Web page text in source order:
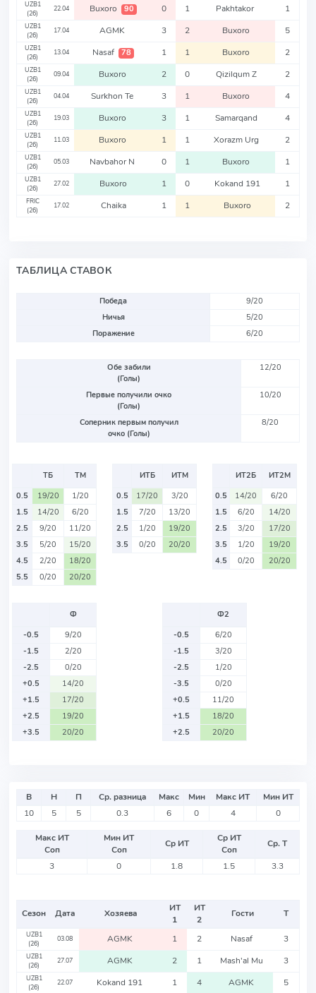
UZB1
(26)
22.04 Buxoro 90 0 1 Pakhtakor 1
UZB1
(26)
17.04 AGMK 3 2 Buxoro 5
UZB1
(26)
13.04 Nasaf 78 1 1 Buxoro 2
UZB1
(26)
09.04 Buxoro 2 0 Qizilqum Z 2
UZB1
(26)
04.04 Surkhon Te 3 1 Buxoro 4
UZB1
(26)
19.03 Buxoro 3 1 Samarqand 4
UZB1
(26)
11.03 Buxoro 1 1 Xorazm Urg 2
UZB1
(26)
05.03 Navbahor N 0 1 Buxoro 1
UZB1
(26)
27.02 Buxoro 1 0 Kokand 191 1
FRIC
(26)
17.02 Chaika 1 1 Buxoro 2
ТАБЛИЦА СТАВОК
Победа
9/20
Ничья
5/20
Поражение
6/20
Обе забили
(Голы)
12/20
Первые получили очко
(Голы)
10/20
Соперник первым получил
очко (Голы)
8/20
ТБ
ТМ
0.5
19/20
1/20
1.5
14/20
6/20
2.5
9/20
11/20
3.5
5/20
15/20
4.5
2/20
18/20
5.5
0/20 20/20
ИТБ
ИТМ
0.5
17/20
3/20
1.5
7/20
13/20
2.5
1/20
19/20
3.5
0/20 20/20
ИТ2Б
ИТ2М
0.5
14/20
6/20
1.5
6/20
14/20
2.5
3/20
17/20
3.5
1/20
19/20
4.5
0/20 20/20
Ф
-0.5
9/20
-1.5
2/20
-2.5
0/20
+0.5
14/20
+1.5
17/20
+2.5
19/20
+3.5
20/20
Ф2
-0.5
6/20
-1.5
3/20
-2.5
1/20
-3.5
0/20
+0.5
11/20
+1.5
18/20
+2.5
20/20
В Н П Ср. разница Макс Мин Макс ИТ
Мин ИТ
10
5 5 0.3 6 0 4 0
Макс ИТ
Соп
Мин ИТ
Соп
Ср ИТ
Ср ИТ
Соп
Ср. Т
3
0 1.8 1.5 3.3
Сезон Дата Хозяева
ИТ
1
ИТ
2
Гости Т
UZB1
(26)
03.08 AGMK 1 2 Nasaf 3
UZB1
(26)
27.07 AGMK 2 1 Mash'al Mu 3
UZB1
(26)
22.07 Kokand 191 1 4 AGMK 5